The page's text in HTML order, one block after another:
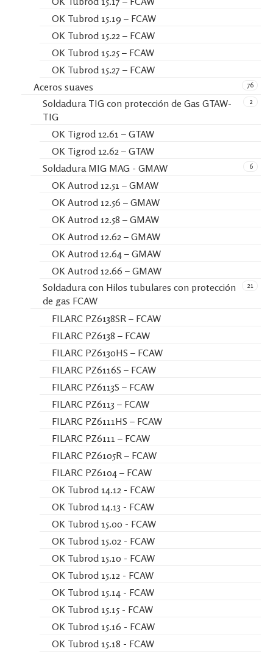
OK Tubrod 15.19 – FCAW
OK Tubrod 15.22 – FCAW
OK Tubrod 15.25 – FCAW
OK Tubrod 15.27 – FCAW
76
Aceros suaves
2
Soldadura TIG con protección de Gas GTAW-
TIG
OK Tigrod 12.61 – GTAW
OK Tigrod 12.62 – GTAW
6
Soldadura MIG MAG - GMAW
OK Autrod 12.51 – GMAW
OK Autrod 12.56 – GMAW
OK Autrod 12.58 – GMAW
OK Autrod 12.62 – GMAW
OK Autrod 12.64 – GMAW
OK Autrod 12.66 – GMAW
21
Soldadura con Hilos tubulares con protección
de gas FCAW
FILARC PZ6138SR – FCAW
FILARC PZ6138 – FCAW
FILARC PZ6130HS – FCAW
FILARC PZ6116S – FCAW
FILARC PZ6113S – FCAW
FILARC PZ6113 – FCAW
FILARC PZ6111HS – FCAW
FILARC PZ6111 – FCAW
FILARC PZ6105R – FCAW
FILARC PZ6104 – FCAW
OK Tubrod 14.12 - FCAW
OK Tubrod 14.13 - FCAW
OK Tubrod 15.00 - FCAW
OK Tubrod 15.02 - FCAW
OK Tubrod 15.10 - FCAW
OK Tubrod 15.12 - FCAW
OK Tubrod 15.14 - FCAW
OK Tubrod 15.15 - FCAW
OK Tubrod 15.16 - FCAW
OK Tubrod 15.18 - FCAW